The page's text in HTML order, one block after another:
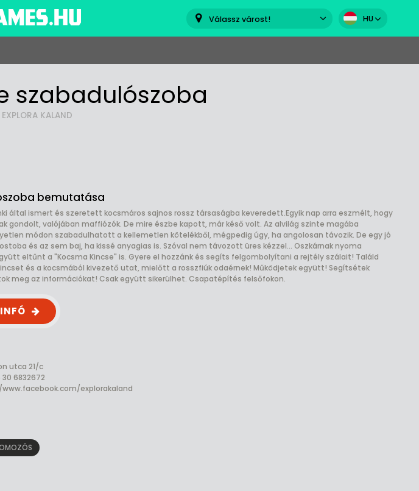
Válassz várost! HU
szabadulószoba
EXPLORA KALAND
bemutatása
által ismert és szeretett kocsmáros sajnos rossz társaságba keveredett.Egyik nap arra eszmélt, hogy
gondolt, valójában maffiózók. De mire észbe kapott, már késő volt. Az alvilág szinte magába
módon szabadulhatott a kellemetlen kötelékből, mégpedig úgy, ha angolosan távozik. De egy jó
és az sem baj, ha kissé anyagias is. Szóval nem távozott üres kézzel... Oszkárnak nyoma
eltűnt a "Kocsma Kincse" is. Gyere el hozzánk és segíts felgombolyítani a rejtély szálait! Találd
és a kocsmából kivezető utat, mielőtt a rosszfiúk odaérnek! Működjetek együtt! Segítsétek
meg az információkat! Csak együtt sikerülhet. Csapatépítés felsőfokon.
utca 21/c
6832672
explorakaland